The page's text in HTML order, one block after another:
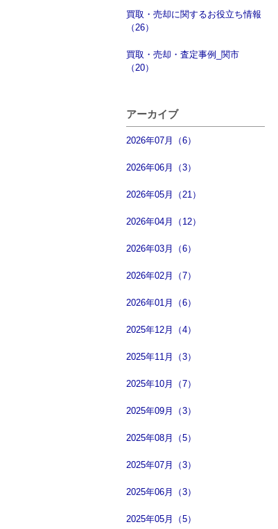
買取・売却に関するお役立ち情報
（26）
買取・売却・査定事例_関市
（20）
アーカイブ
2026年07月（6）
2026年06月（3）
2026年05月（21）
2026年04月（12）
2026年03月（6）
2026年02月（7）
2026年01月（6）
2025年12月（4）
2025年11月（3）
2025年10月（7）
2025年09月（3）
2025年08月（5）
2025年07月（3）
2025年06月（3）
2025年05月（5）